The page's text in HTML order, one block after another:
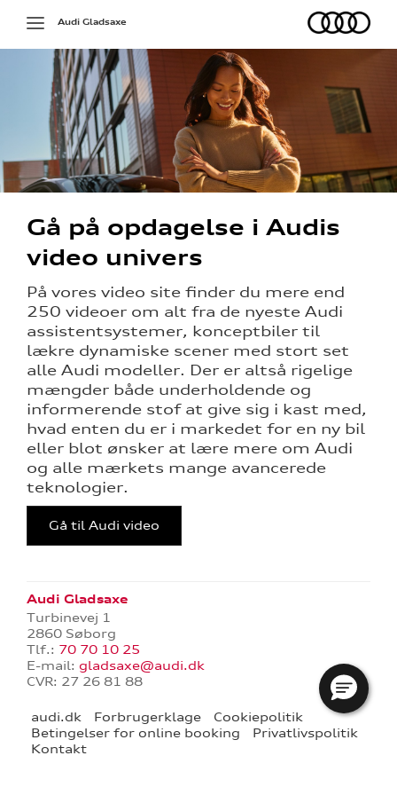
Toggle
navigation
Audi
Audi Gladsaxe
Gå på opdagelse i Audis
video univers
På vores video site finder du mere end
250 videoer om alt fra de nyeste Audi
assistentsystemer, konceptbiler til
lækre dynamiske scener med stort set
alle Audi modeller. Der er altså rigelige
mængder både underholdende og
informerende stof at give sig i kast med,
hvad enten du er i markedet for en ny bil
eller blot ønsker at lære mere om Audi
og alle mærkets mange avancerede
teknologier.
Gå til Audi video
Audi Gladsaxe
Turbinevej 1
2860 Søborg
Tlf.: 70 70 10 25
E-mail: gladsaxe@audi.dk
CVR: 27 26 81 88
audi.dk Forbrugerklage
Cookiepolitik
Betingelser for online booking
Privatlivspolitik
Kontakt